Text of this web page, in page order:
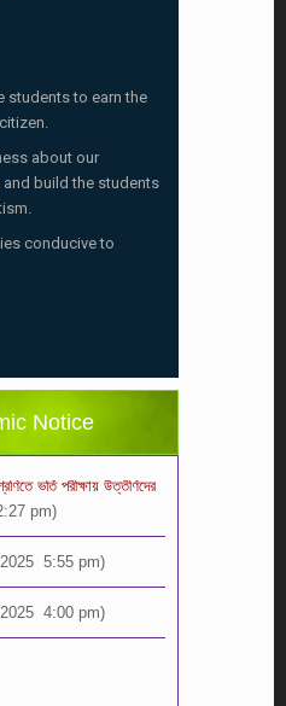
students to earn the
about our
build the students
conducive to
Notice
2025 5:55 pm)
4:00 pm)